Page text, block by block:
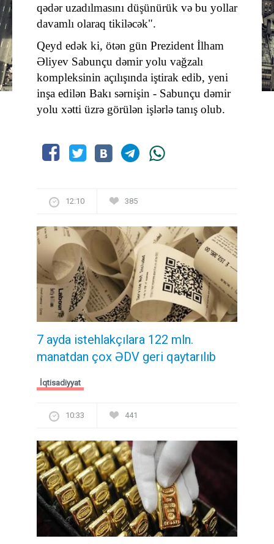
qədər uzadılmasını düşünürük və bu yollar
davamlı olaraq tikiləcək".
Qeyd edək ki, ötən gün Prezident İlham
Əliyev Sabunçu dəmir yolu vağzalı
kompleksinin açılışında iştirak edib, yeni
inşa edilən Bakı sərnişin - Sabunçu dəmir
yolu xətti üzrə görülən işlərlə tanış olub.
12:10 385
7 ayda istehlakçılara 122 mln.
manatdan çox ƏDV geri qaytarılıb
İqtisadiyyat
10:33 441